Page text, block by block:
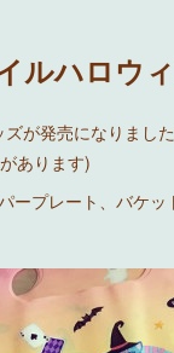
ルハロウ
が発売になりまし
あります)
ープレート、バケ